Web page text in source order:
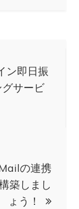
ン即日振
サービ
の連携
築しまし
ょう！